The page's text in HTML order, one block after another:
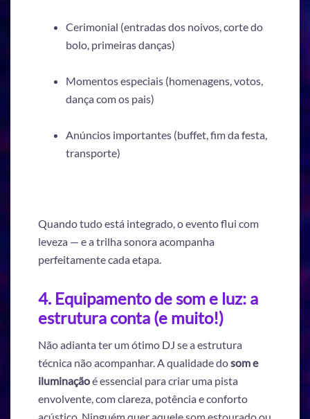
Cerimonial (entradas dos noivos, corte do
bolo, primeiras danças)
Momentos especiais (homenagens, votos,
dança com os pais)
Anúncios importantes (buffet, fim da festa,
transporte)
Quando tudo está integrado, o evento flui com
leveza — e a trilha sonora acompanha
perfeitamente cada etapa.
4. Equipamento de som e luz: a
estrutura conta (e muito!)
Não adianta ter um ótimo DJ se a estrutura
técnica não acompanhar. A qualidade dosom e
iluminaçãoé essencial para criar uma pista
envolvente, com clareza, potência e conforto